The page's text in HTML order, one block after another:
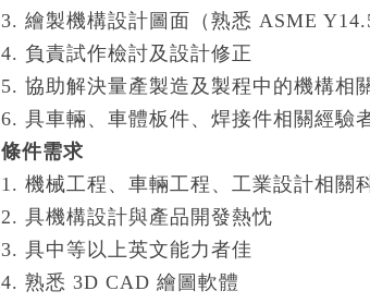
3. 繪製機構設計圖面（熟悉 ASME
4. 負責試作檢討及設計修正
5. 協助解決量產製造及製程中的機構相
6. 具車輛、車體板件、焊接件相關經驗
條件需求
1. 機械工程、車輛工程、工業設計相關
2. 具機構設計與產品開發熱忱
3. 具中等以上英文能力者佳
4. 熟悉 3D CAD 繪圖軟體